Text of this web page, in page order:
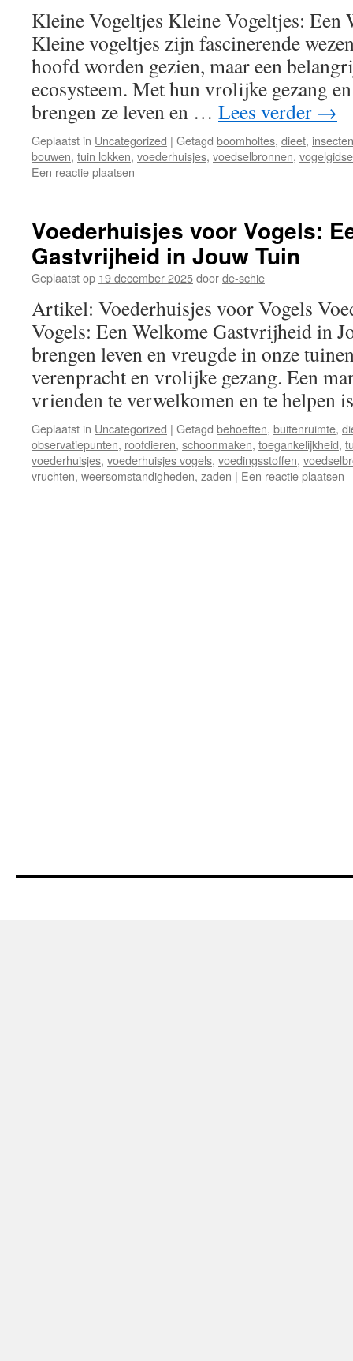
Kleine Vogeltjes Kleine Vogeltjes: Een
Kleine vogeltjes zijn fascinerende
hoofd worden gezien, maar een
ecosysteem. Met hun vrolijke gezang
brengen ze leven en … Lees verder →
Geplaatst in Uncategorized | Getagd boomholtes, dieet, insecten
bouwen, tuin lokken, voederhuisjes, voedselbronnen,
Een reactie plaatsen
Voederhuisjes voor Vogels:
Gastvrijheid in Jouw Tuin
Geplaatst op 19 december 2025doorde-schie
Artikel: Voederhuisjes voor Vogels
Vogels: Een Welkome Gastvrijheid in
brengen leven en vreugde in onze
verenpracht en vrolijke gezang. Een
vrienden te verwelkomen en te
Geplaatst in Uncategorized | Getagd behoeften, buitenruimte,
observatiepunten, roofdieren, schoonmaken, toegankelijkheid,
voederhuisjes, voederhuisjes vogels, voedingsstoffen,
vruchten, weersomstandigheden, zaden | Een reactie plaatsen